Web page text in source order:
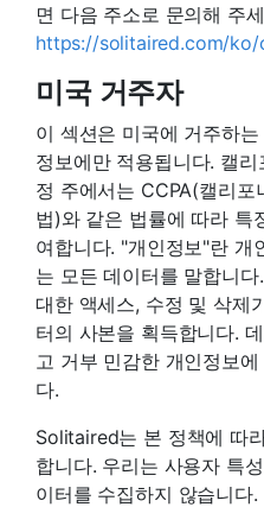
면 다음 주소로 문의해 주
https://solitaired.com/
미국 거주자
이 섹션은 미국에 거주하
정보에만 적용됩니다. 캘
정 주에서는 CCPA(캘리
법)와 같은 법률에 따라 특
여합니다. "개인정보"란 개
는 모든 데이터를 말합니
대한 액세스, 수정 및 삭제
터의 사본을 획득합니다.
고 거부 민감한 개인정보
다.
Solitaired는 본 정책에 따
합니다. 우리는 사용자 특
이터를 수집하지 않습니다